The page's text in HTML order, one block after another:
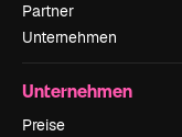
Partner
Unternehmen
Unternehmen
Preise